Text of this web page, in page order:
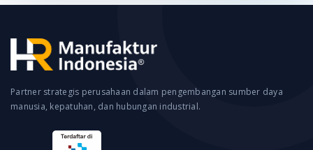
Partner strategis perusahaan dalam pengembangan sumber daya
manusia, kepatuhan, dan hubungan industrial.